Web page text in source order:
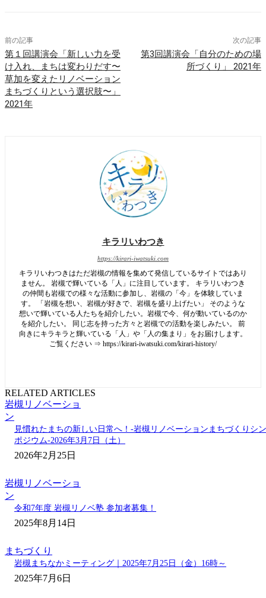
前の記事
第１回講演会「新しい力を受
け入れ、まちは変わりだす〜
草加を変えたリノベーション
まちづくりという選択肢〜」
2021年
次の記事
第3回講演会「自分のための場
所づくり」 2021年
キラリいわつき
https://kirari-iwatsuki.com
キラリいわつきはただ岩槻の情報を集めて発信しているサイトではあり
ません。 岩槻で輝いている「人」に注目しています。 キラリいわつき
の仲間も岩槻での様々な活動に参加し、岩槻の「今」を体験していま
す。 「岩槻を想い、岩槻が好きで、岩槻を盛り上げたい」 そのような
想いで輝いている人たちを紹介したい。岩槻で今、何が動いているのか
を紹介したい。 同じ志を持った方々と岩槻での活動を楽しみたい。 前
向きにキラキラと輝いている「人」や「人の集まり」をお届けします。
ご覧ください ⇒ https://kirari-iwatsuki.com/kirari-history/
RELATED ARTICLES
岩槻リノベーショ
ン
見慣れたまちの新しい日常へ！-岩槻リノベーションまちづくりシン
ポジウム-2026年3月7日（土）
2026年2月25日
岩槻リノベーショ
ン
令和7年度 岩槻リノベ塾 参加者募集！
2025年8月14日
まちづくり
岩槻まちなかミーティング｜2025年7月25日（金）16時～
2025年7月6日